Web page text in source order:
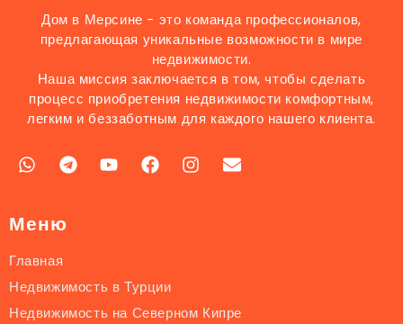
Дом в Мерсине - это команда профессионалов,
предлагающая уникальные возможности в мире
недвижимости.
Наша миссия заключается в том, чтобы сделать
процесс приобретения недвижимости комфортным,
легким и беззаботным для каждого нашего клиента.
Меню
Главная
Недвижимость в Турции
Недвижимость на Северном Кипре